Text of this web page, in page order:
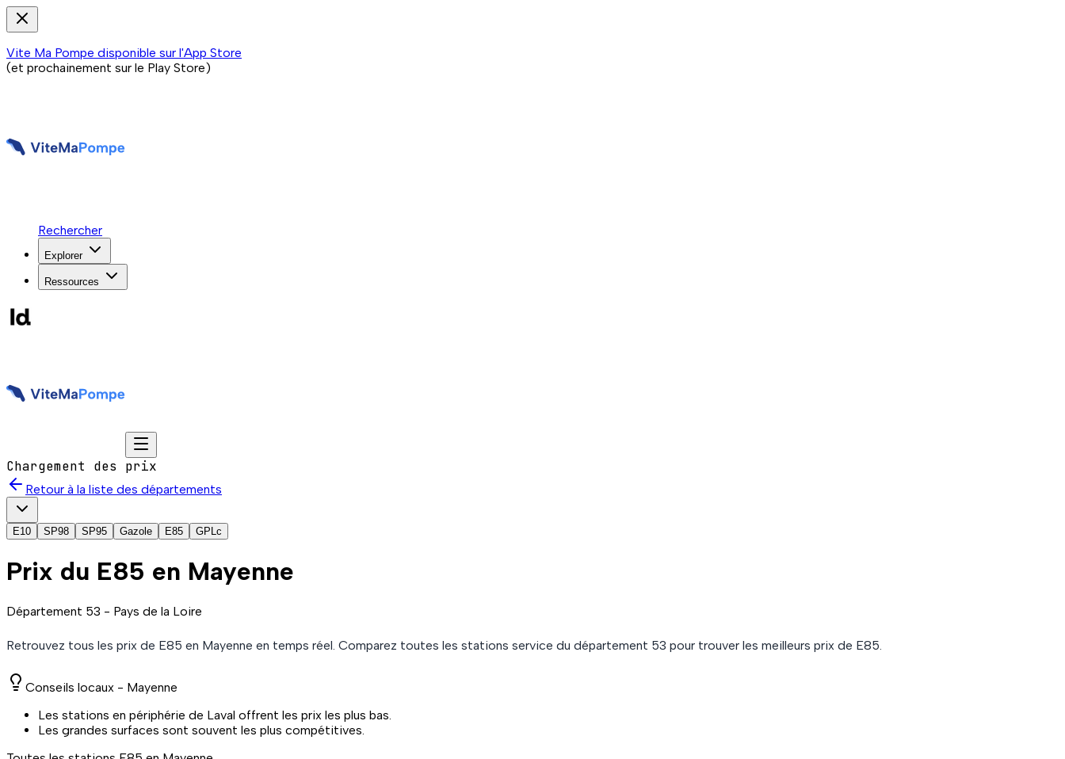
Vite Ma Pompe disponible sur l'App Store
(et prochainement sur le Play Store)
Rechercher
Explorer
Ressources
Chargement des prix
Retour à la liste des départements
E10 SP98 SP95 Gazole E85 GPLc
Prix du E85 en Mayenne
Département 53 - Pays de la Loire
Retrouvez tous les prix de E85 en Mayenne en temps réel. Comparez toutes les stations service du département 53 pour trouver les meilleurs prix de E85.
Conseils locaux - Mayenne
Les stations en périphérie de Laval offrent les prix les plus bas.
Les grandes surfaces sont souvent les plus compétitives.